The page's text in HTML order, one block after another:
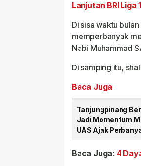
Lanjutan BRI Liga 1
Di sisa waktu
memperbanyak
Nabi Muhammad
Di samping itu,
Baca Juga
Tanjungpinang
Jadi Momentum
UAS Ajak
Baca Juga: 4